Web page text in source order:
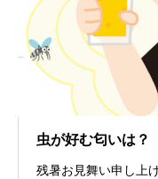
虫が好む匂いは？
残暑お見舞い申し上